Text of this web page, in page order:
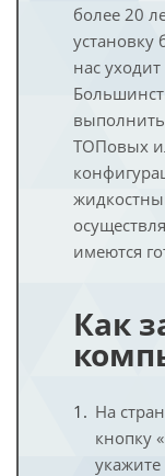
более 20
установку
нас
ТОПовых
имеются
Как
На
кнопку